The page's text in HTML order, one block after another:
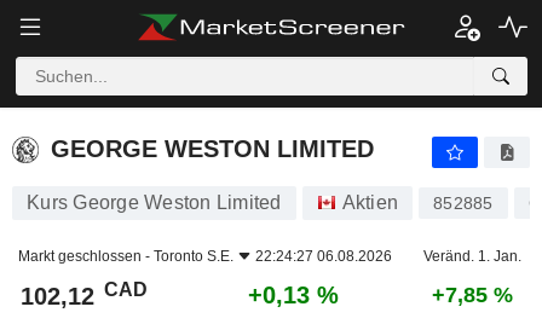
GEORGE WESTON LIMITED
GEORGE WESTON LIMITED
Kurs George Weston Limited Aktien 852885
Markt geschlossen - Toronto S.E. 22:24:27 06.08.2026 Veränd. 1. Jan.
102,12 CAD +0,13 % +7,85 %